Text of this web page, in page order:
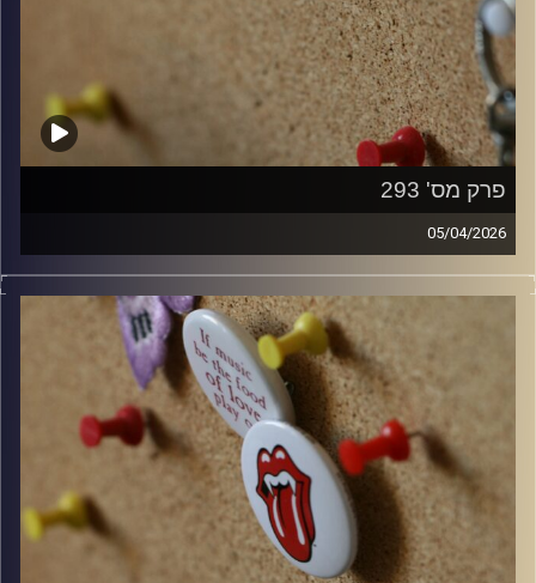
פרק מס' 293
05/04/2026
קלאסיקות רוק עם אורן הוף.
włodi